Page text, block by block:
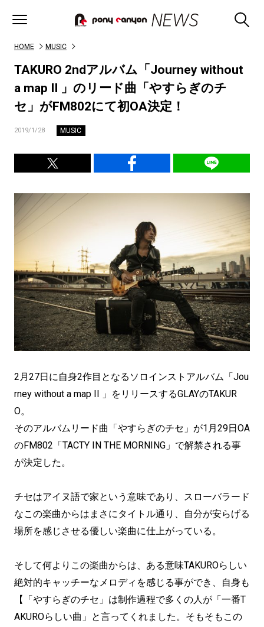
HOME MUSIC
TAKURO 2ndアルバム「Journey without
a map II 」のリード曲「やすらぎのチ
セ」がFM802にて初OA決定！
2019/1/28 MUSIC
2月27日に自身2作目となるソロインストアルバム「Jou
rney without a map II 」をリリースするGLAYのTAKUR
O。
そのアルバムリード曲「やすらぎのチセ」が1月29日OA
のFM802「TACTY IN THE MORNING」で解禁される事
が決定した。
チセはアイヌ語で家という意味であり、スローバラード
なこの楽曲からはまさにタイトル通り、自分が安らげる
場所を感じさせる優しい楽曲に仕上がっている。
そして何よりこの楽曲からは、ある意味TAKUROらしい
絶対的キャッチーなメロディを感じる事ができ、自身も
【「やすらぎのチセ」は制作過程で多くの人が「一番T
AKUROらしい曲」と言ってくれました。そもそもこの